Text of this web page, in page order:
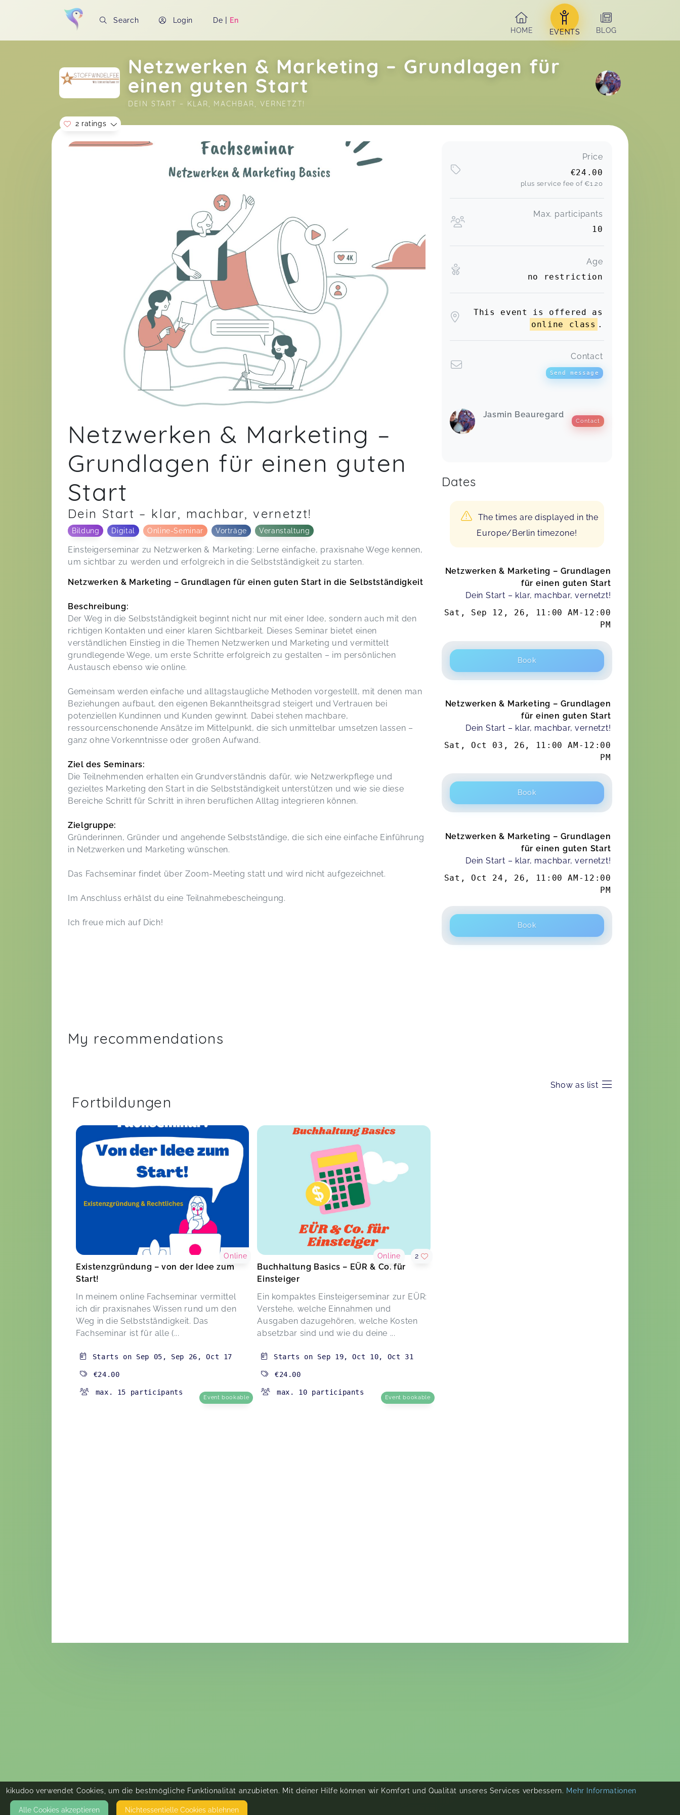
Search Login De | En
HOME
EVENTS BLOG
Netzwerken & Marketing – Grundlagen für
einen guten Start
DEIN START – KLAR, MACHBAR, VERNETZT!
Soon you will learn more about me here...
2 ratings
Es war sehr informativ und Jasmin ist
einfach ein wirklich herzlicher
Mensch. Danke für die Fachseminare.
Es war ein angenehmer Abend mit
sehr entspannter Atmosphäre. Alle
Fragen waren erlaubt und wurden
mit den wichtigsten Punkten zu
beiden Themenbereichen. Für mich
war nicht alles neu, aber dennoch
nehme ich einiges an Input mit.
Vielen Dank für dieses Seminar!
Jessica,Jun 08
Netzwerken & Marketing –
Grundlagen für einen guten
Start
Dein Start – klar, machbar, vernetzt!
Bildung Digital Online-Seminar Vorträge Veranstaltung
Einsteigerseminar zu Netzwerken & Marketing: Lerne einfache, praxisnahe Wege kennen,
um sichtbar zu werden und erfolgreich in die Selbstständigkeit zu starten.
Netzwerken & Marketing – Grundlagen für einen guten Start in die Selbstständigkeit
Beschreibung:
Der Weg in die Selbstständigkeit beginnt nicht nur mit einer Idee, sondern auch mit den
richtigen Kontakten und einer klaren Sichtbarkeit. Dieses Seminar bietet einen
verständlichen Einstieg in die Themen Netzwerken und Marketing und vermittelt
grundlegende Wege, um erste Schritte erfolgreich zu gestalten – im persönlichen
Austausch ebenso wie online.
Gemeinsam werden einfache und alltagstaugliche Methoden vorgestellt, mit denen man
Beziehungen aufbaut, den eigenen Bekanntheitsgrad steigert und Vertrauen bei
potenziellen Kundinnen und Kunden gewinnt. Dabei stehen machbare,
ressourcenschonende Ansätze im Mittelpunkt, die sich unmittelbar umsetzen lassen –
ganz ohne Vorkenntnisse oder großen Aufwand.
Ziel des Seminars:
Die Teilnehmenden erhalten ein Grundverständnis dafür, wie Netzwerkpflege und
gezieltes Marketing den Start in die Selbstständigkeit unterstützen und wie sie diese
Bereiche Schritt für Schritt in ihren beruflichen Alltag integrieren können.
Zielgruppe:
Gründerinnen, Gründer und angehende Selbstständige, die sich eine einfache Einführung
in Netzwerken und Marketing wünschen.
Das Fachseminar findet über Zoom-Meeting statt und wird nicht aufgezeichnet.
Im Anschluss erhälst du eine Teilnahmebescheingung.
Ich freue mich auf Dich!
Price
€24.00
plus service fee of€1.20
Max. participants
10
Age
no restriction
This event is offered as
online class .
Contact
Send message
Jasmin Beauregard
Contact
Dates
The times are displayed in the
Europe/Berlin timezone!
Netzwerken & Marketing – Grundlagen
für einen guten Start
Dein Start – klar, machbar, vernetzt!
Sat, Sep 12, 26 , 11:00 AM - 12:00
PM
Book
Netzwerken & Marketing – Grundlagen
für einen guten Start
Dein Start – klar, machbar, vernetzt!
Sat, Oct 03, 26 , 11:00 AM - 12:00
PM
Book
Netzwerken & Marketing – Grundlagen
für einen guten Start
Dein Start – klar, machbar, vernetzt!
Sat, Oct 24, 26 , 11:00 AM - 12:00
PM
Book
My recommendations
Show as list
Fortbildungen
Existenzgründung – von der Idee zum
Start!
In meinem online Fachseminar vermittel
ich dir praxisnahes Wissen rund um den
Weg in die Selbstständigkeit. Das
Fachseminar ist für alle (...
Online
Starts on Sep 05 , Sep 26 ,Oct 17
€24.00
max. 15 participants
Event bookable
Buchhaltung Basics – EÜR & Co. für
Einsteiger
Ein kompaktes Einsteigerseminar zur EÜR:
Verstehe, welche Einnahmen und
Ausgaben dazugehören, welche Kosten
absetzbar sind und wie du deine ...
Online 2
Starts on Sep 19,Oct 10, Oct 31
€24.00
max. 10 participants
Event bookable
kikudoo verwendet Cookies, um die bestmögliche Funktionalität anzubieten. Mit deiner Hilfe können wir Komfort und Qualität unseres Services verbessern. Mehr Informationen
Alle Cookies akzeptieren Nicht­essentielle Cookies ablehnen